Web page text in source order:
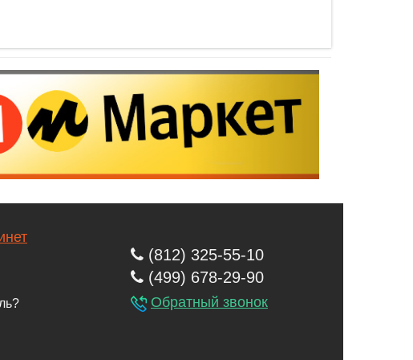
(812) 325-55-10
(499) 678-29-90
Обратный звонок